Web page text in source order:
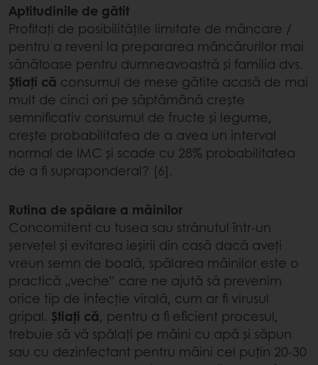
Aptitudinile de gătit
Profitați de posibilitățile limitate de mâncare /
pentru a reveni la prepararea mâncărurilor mai
sănătoase pentru dumneavoastră și familia dvs.
Știați că consumul de mese gătite acasă de mai
mult de cinci ori pe săptămână crește
semnificativ consumul de fructe și legume,
crește probabilitatea de a avea un interval
normal de IMC și scade cu 28% probabilitatea
de a fi supraponderal? [6].
Rutina de spălare a mâinilor
Concomitent cu tusea sau strănutul într-un
șervețel și evitarea ieșirii din casă dacă aveți
vreun semn de boală, spălarea mâinilor este o
practică „veche” care ne ajută să prevenim
orice tip de infecție virală, cum ar fi virusul
gripal. Știați că, pentru a fi eficient procesul,
trebuie să vă spălați pe mâini cu apă și săpun
sau cu dezinfectant pentru mâini cel puțin 20-30